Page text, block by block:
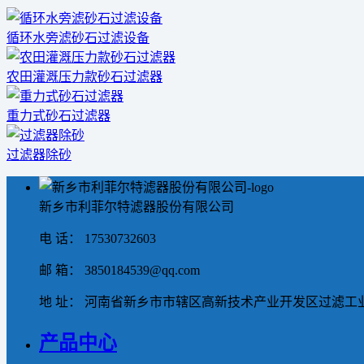
循环水旁滤砂石过滤设备
农田灌溉压力款砂石过滤器
重力式砂石过滤器
过滤器除砂
新乡市利菲尔特滤器股份有限公司
电 话： 17530732603
邮 箱： 3850184539@qq.com
地 址： 河南省新乡市市辖区高新技术产业开发区过滤工
产品中心